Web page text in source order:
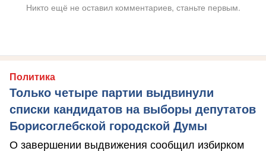
Никто ещё не оставил комментариев, станьте первым.
Политика
Только четыре партии выдвинули
списки кандидатов на выборы депутатов
Борисоглебской городской Думы
О завершении выдвижения сообщил избирком